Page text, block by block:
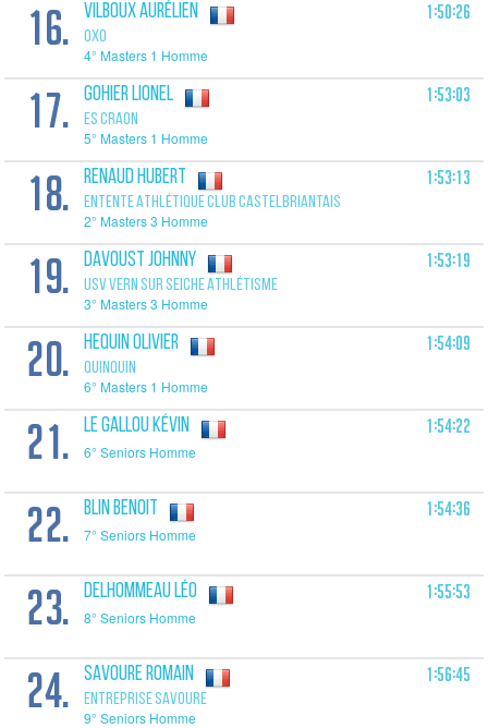
16. VILBOUX Aurélien
OXO
4° Masters 1 Homme
1:50:26
17. GOHIER Lionel
ES CRAON
5° Masters 1 Homme
1:53:03
18. RENAUD Hubert
ENTENTE ATHLÉTIQUE CLUB CASTELBRIANTAIS
2° Masters 3 Homme
1:53:13
19. DAVOUST Johnny
USV VERN SUR SEICHE ATHLÉTISME
3° Masters 3 Homme
1:53:19
20. HEQUIN Olivier
QUINQUIN
6° Masters 1 Homme
1:54:09
21. LE GALLOU Kévin
6° Seniors Homme
1:54:22
22. BLIN Benoit
7° Seniors Homme
1:54:36
23. DELHOMMEAU Léo
8° Seniors Homme
1:55:53
24. SAVOURE Romain
ENTREPRISE SAVOURE
9° Seniors Homme
1:56:45